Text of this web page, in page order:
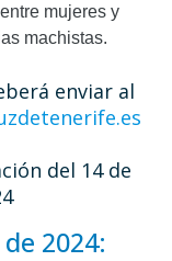
mujeres y
machistas.
enviar al
del 14 de
2024: